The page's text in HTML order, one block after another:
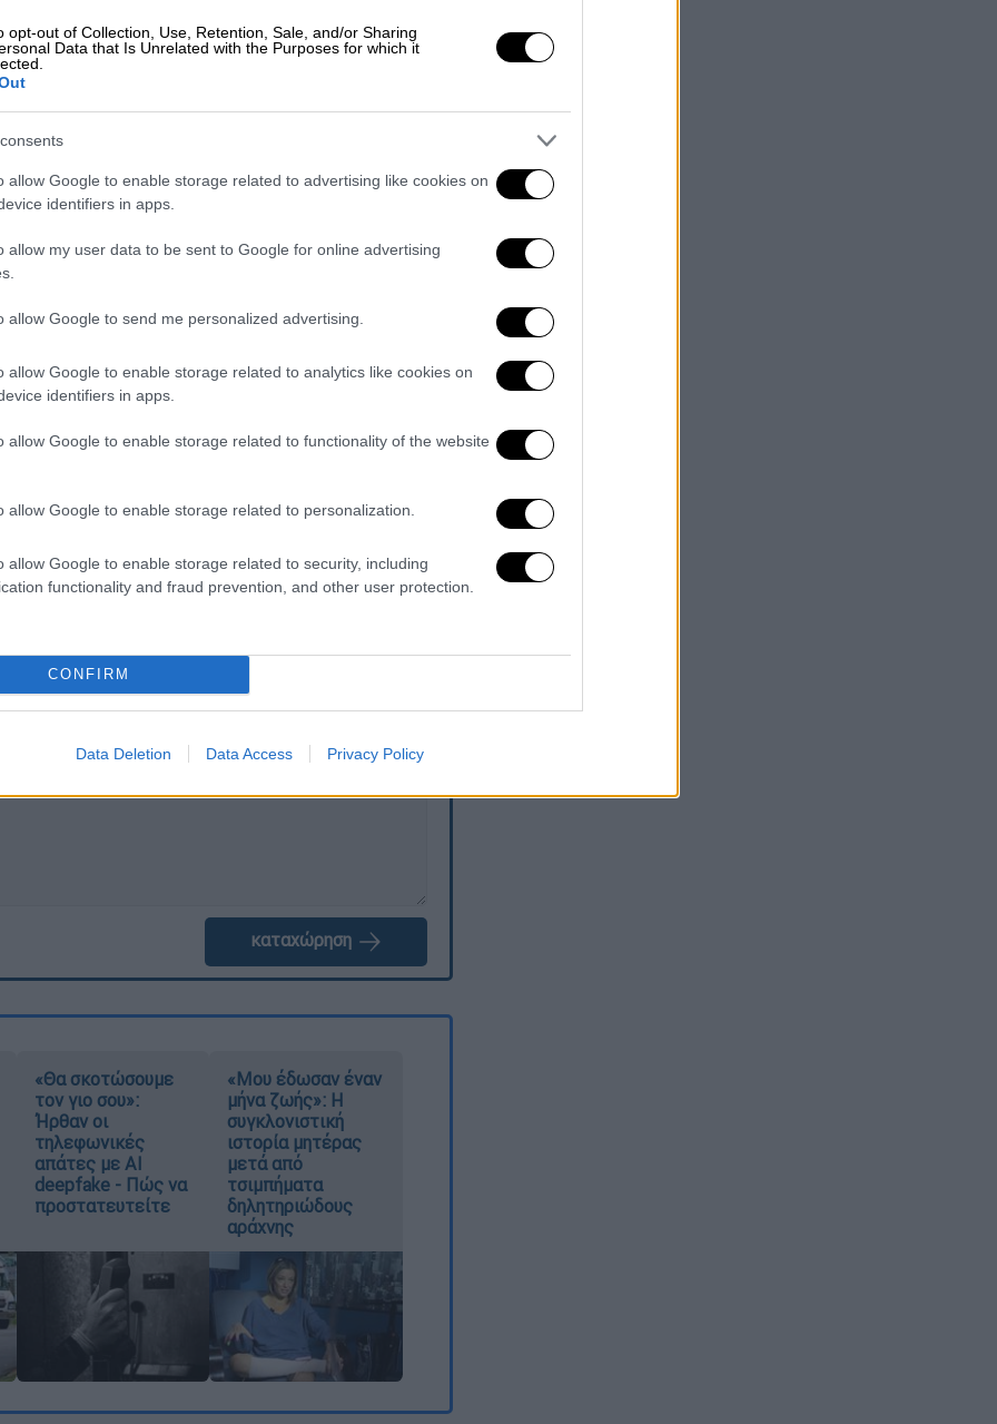
opt-out of Collection, Use, Retention, Sale, and/or Sharing
Data that Is Unrelated with the Purposes for which it
allow Google to enable storage related to advertising like cookies on
identifiers in apps.
allow my user data to be sent to Google for online advertising
allow Google to send me personalized advertising.
allow Google to enable storage related to analytics like cookies on
identifiers in apps.
allow Google to enable storage related to functionality of the website
allow Google to enable storage related to personalization.
allow Google to enable storage related to security, including
functionality and fraud prevention, and other user protection.
CONFIRM
Data Deletion Data Access Privacy Policy
των συντάξεων
θα καταβληθούν οι κύριεςσυντάξεις από
ΟΓΑ και ΕΤΑΑ, οι κύριες συντάξεις που
ΕΦΚΑ και μετά, με τον ν.4387/2016, μέσω
& Μη Μισθωτοί από 1.1.2017 και
του ιδιωτικού τομέα (Μη
οι κύριεςσυντάξειςτων τέως
ΟΤΕ, ΔΕΗ, ΛΟΙΠΩΝ
ΗΣΑΠ), ΝΑΤ, ΕΤΑΤ και ΕΤΑΠ-ΜΜΕ]
συντάξεις του Δημοσίου.
στους
σε όλα τα επιδόματα.
Οκτωβρίουκαι αντίστοιχα το απόγευμα
ΕΘΝΟΣ θα παρεμβαίνει και τα προσβλητικά σχόλια θα
καταχώρηση
«Θα σκοτώσουμε
τον γιο σου»:
Ήρθαν οι
τηλεφωνικές
απάτες με AI
deepfake - Πώς να
προστατευτείτε
«Μου έδωσαν έναν
μήνα ζωής»: Η
συγκλονιστική
ιστορία μητέρας
μετά από
τσιμπήματα
δηλητηριώδους
αράχνης